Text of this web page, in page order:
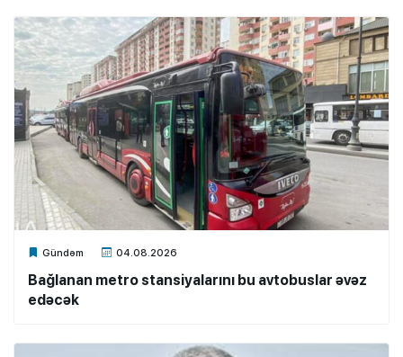
Gündəm 04.08.2026
Xalq.Online
Bağlanan metro stansiyalarını bu avtobuslar əvəz
edəcək